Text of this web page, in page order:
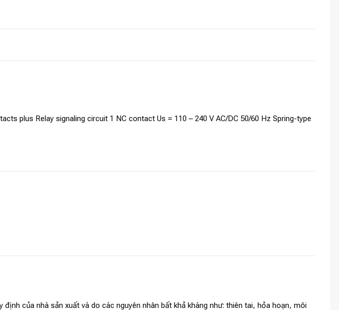
plus Relay signaling circuit 1 NC contact Us = 110 – 240 V AC/DC 50/60 Hz Spring-type
của nhà sản xuất và do các nguyên nhân bất khả kháng như: thiên tai, hỏa hoạn, môi